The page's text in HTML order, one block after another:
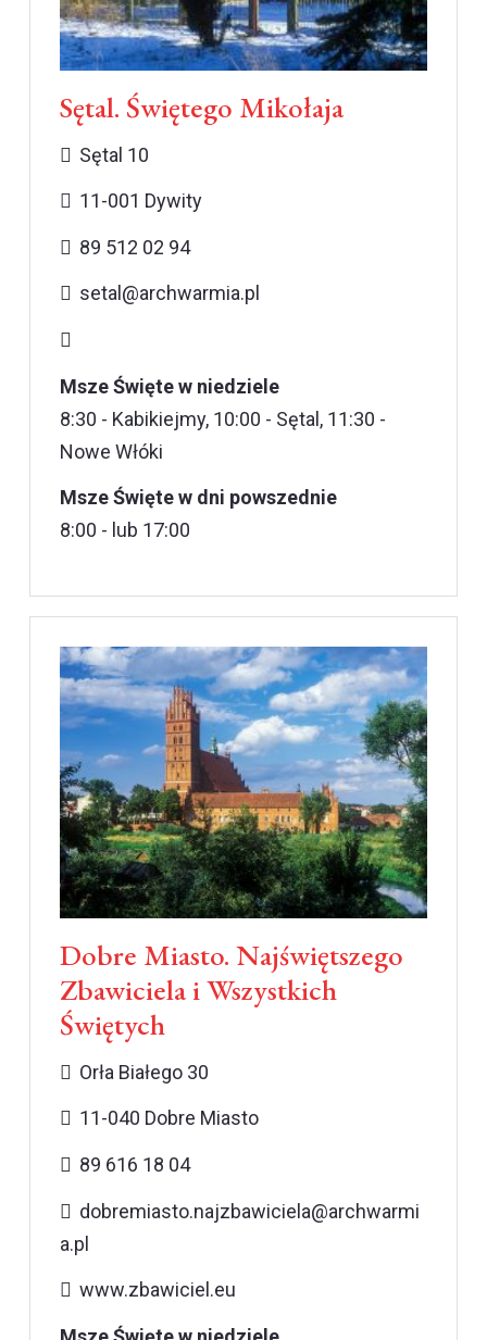
Sętal. Świętego Mikołaja
Sętal 10
11-001 Dywity
89 512 02 94
setal@archwarmia.pl
Msze Święte w niedziele
8:30 - Kabikiejmy, 10:00 - Sętal, 11:30 -
Nowe Włóki
Msze Święte w dni powszednie
8:00 - lub 17:00
Dobre Miasto. Najświętszego
Zbawiciela i Wszystkich
Świętych
Orła Białego 30
11-040 Dobre Miasto
89 616 18 04
dobremiasto.najzbawiciela@archwarmi
a.pl
www.zbawiciel.eu